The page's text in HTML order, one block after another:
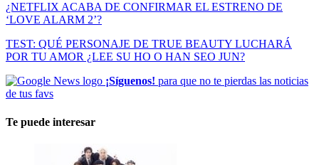
¿NETFLIX ACABA DE CONFIRMAR EL ESTRENO DE
‘LOVE ALARM 2’?
TEST: QUÉ PERSONAJE DE TRUE BEAUTY LUCHARÁ
POR TU AMOR ¿LEE SU HO O HAN SEO JUN?
¡Síguenos! para que no te pierdas las noticias
de tus favs
Te puede interesar